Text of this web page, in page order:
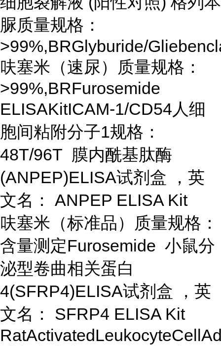
脲质量规格：
>99%,BRGlyburide/
呋塞米（速尿）质量规格：
>99%,BRFurosemide
ELISAKitICAM-1/CD54人细
胞间粘附分子1规格：
48T/96T 膜内酰基肽酶
(ANPEP)ELISA试剂盒 ，英
文名： ANPEP ELISA Kit
呋塞米（标准品）质量规格：
含量测定Furosemide 小鼠分
泌型卷曲相关蛋白
4(SFRP4)ELISA试剂盒 ，英
文名： SFRP4 ELISA Kit